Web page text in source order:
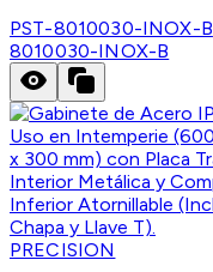
PST-8010030-INOX-B
8010030-INOX-B
PRECISION